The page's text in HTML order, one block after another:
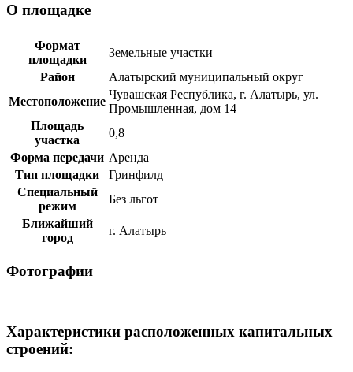
О площадке
Формат
площадки
Земельные участки
Район
Алатырский муниципальный округ
Местоположение
Чувашская Республика, г. Алатырь, ул.
Промышленная, дом 14
Площадь
участка
0,8
Форма передачи Аренда
Тип площадки
Гринфилд
Специальный
режим
Без льгот
Ближайший
город
г. Алатырь
Фотографии
Характеристики расположенных капитальных
строений: